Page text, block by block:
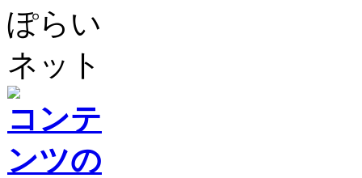
ぽらい
ネット
コンテ
ンツの